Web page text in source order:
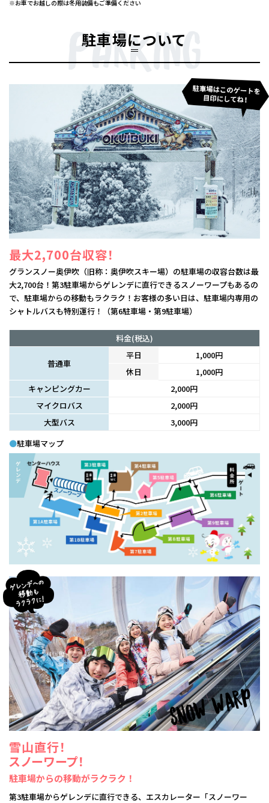
※お車でお越しの際は冬用装備もご準備ください
駐車場について
最大2,700台収容！
グランスノー奥伊吹（旧称：奥伊吹スキー場）の駐車場の収容台数は最
大2,700台！第3駐車場からゲレンデに直行できるスノーワープもあるの
で、駐車場からの移動もラクラク！お客様の多い日は、駐車場内専用の
シャトルバスも特別運行！（第6駐車場・第9駐車場）
料金(税込)
普通車
平日
1,000円
休日
1,000円
キャンピングカー
2,000円
マイクロバス
2,000円
大型バス
3,000円
●駐車場マップ
雪山直行！
スノーワープ！
駐車場からの移動がラクラク！
第3駐車場からゲレンデに直行できる、エスカレーター「スノーワー